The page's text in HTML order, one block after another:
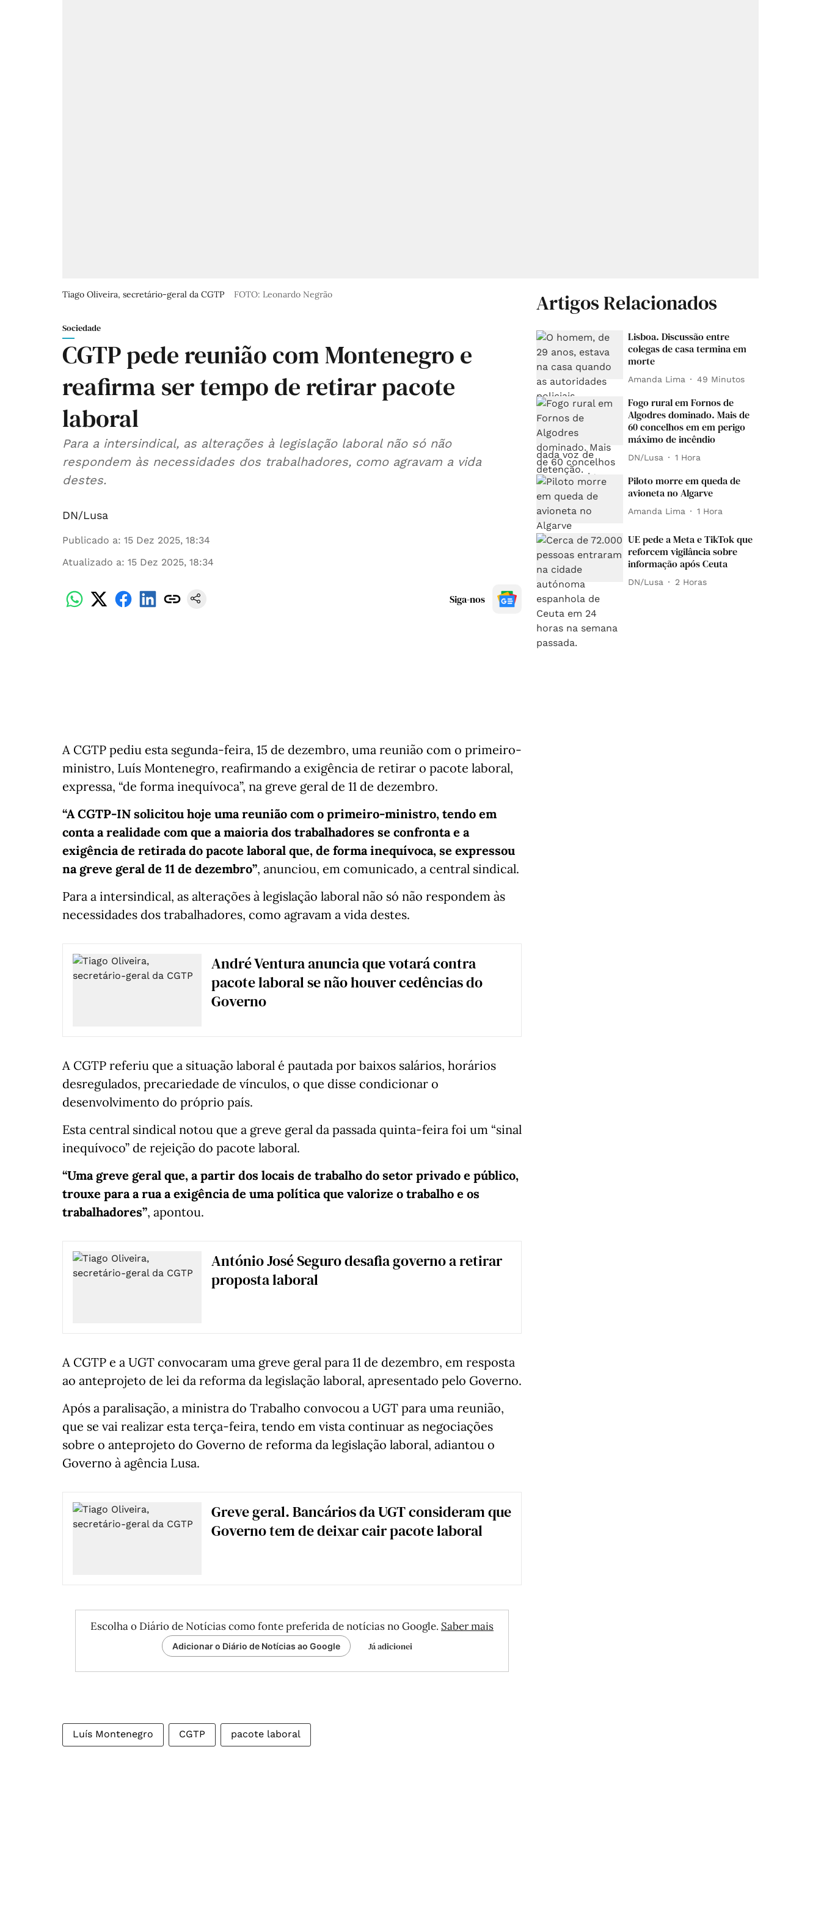
Tiago Oliveira, secretário-geral da CGTP FOTO: Leonardo Negrão
Sociedade
CGTP pede reunião com Montenegro e
reafirma ser tempo de retirar pacote
laboral
Para a intersindical, as alterações à legislação laboral não só não
respondem às necessidades dos trabalhadores, como agravam a vida
destes.
DN/Lusa
Publicado a: 15 Dez 2025, 18:34
Atualizado a: 15 Dez 2025, 18:34
Siga-nos
A CGTP pediu esta segunda-feira, 15 de dezembro, uma reunião com o primeiro-
ministro, Luís Montenegro, reafirmando a exigência de retirar o pacote laboral,
expressa, “de forma inequívoca”, na greve geral de 11 de dezembro.
“A CGTP-IN solicitou hoje uma reunião com o primeiro-ministro, tendo em
conta a realidade com que a maioria dos trabalhadores se confronta e a
exigência de retirada do pacote laboral que, de forma inequívoca, se expressou
na greve geral de 11 de dezembro”, anunciou, em comunicado, a central sindical.
Para a intersindical, as alterações à legislação laboral não só não respondem às
necessidades dos trabalhadores, como agravam a vida destes.
André Ventura anuncia que votará contra
pacote laboral se não houver cedências do
Governo
A CGTP referiu que a situação laboral é pautada por baixos salários, horários
desregulados, precariedade de vínculos, o que disse condicionar o
desenvolvimento do próprio país.
Esta central sindical notou que a greve geral da passada quinta-feira foi um “sinal
inequívoco” de rejeição do pacote laboral.
“Uma greve geral que, a partir dos locais de trabalho do setor privado e público,
trouxe para a rua a exigência de uma política que valorize o trabalho e os
trabalhadores”, apontou.
António José Seguro desafia governo a retirar
proposta laboral
A CGTP e a UGT convocaram uma greve geral para 11 de dezembro, em resposta
ao anteprojeto de lei da reforma da legislação laboral, apresentado pelo Governo.
Após a paralisação, a ministra do Trabalho convocou a UGT para uma reunião,
que se vai realizar esta terça-feira, tendo em vista continuar as negociações
sobre o anteprojeto do Governo de reforma da legislação laboral, adiantou o
Governo à agência Lusa.
Greve geral. Bancários da UGT consideram que
Governo tem de deixar cair pacote laboral
Escolha o Diário de Notícias como fonte preferida de notícias no Google. Saber mais
Adicionar o Diário de Notícias ao Google Já adicionei
Luís Montenegro CGTP pacote laboral
Artigos Relacionados
Lisboa. Discussão entre
colegas de casa termina em
morte
Amanda Lima 49 Minutos
Fogo rural em Fornos de
Algodres dominado. Mais de
60 concelhos em em perigo
máximo de incêndio
DN/Lusa 1 Hora
Piloto morre em queda de
avioneta no Algarve
Amanda Lima 1 Hora
UE pede a Meta e TikTok que
reforcem vigilância sobre
informação após Ceuta
DN/Lusa 2 Horas